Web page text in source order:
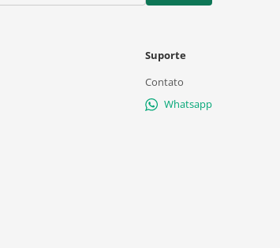
Suporte
Contato
Whatsapp